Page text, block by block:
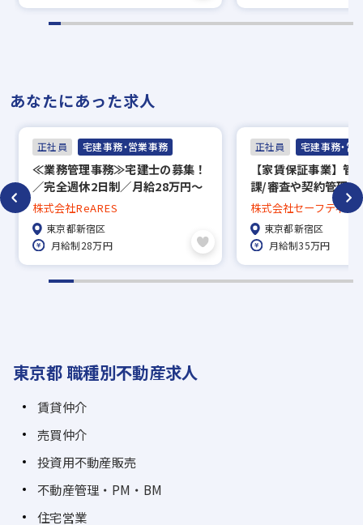
あなたにあった求人
正社員 宅建事務・営業事務
≪業務管理事務≫宅建士の募集！
／完全週休2日制／月給28万円～
／未経験可
株式会社ReARES
東京都新宿区
月給制28万円
正社員 宅建事務・営
【家賃保証事業】管
課/審査や契約管理/
ード上場子会社/業
迎！年間休日130日◎
株式会社セーフティー
ン 東京都新宿区
月給制35万円
東京都 職種別不動産求人
賃貸仲介
売買仲介
投資用不動産販売
不動産管理・PM・BM
住宅営業